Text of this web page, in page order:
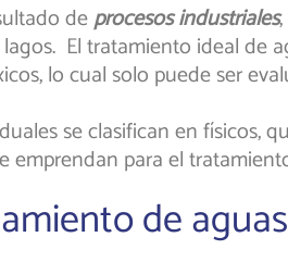
deprocesos industriales
El tratamiento ideal de
lo cual solo puede ser
se clasifican en físicos,
para el
de